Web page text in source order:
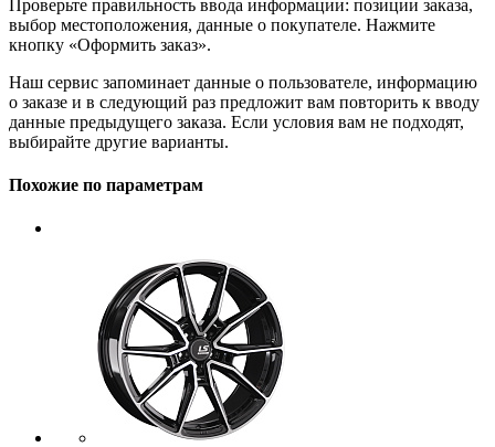
Проверьте правильность ввода информации: позиции заказа,
выбор местоположения, данные о покупателе. Нажмите
кнопку «Оформить заказ».
Наш сервис запоминает данные о пользователе, информацию
о заказе и в следующий раз предложит вам повторить к вводу
данные предыдущего заказа. Если условия вам не подходят,
выбирайте другие варианты.
Похожие по параметрам